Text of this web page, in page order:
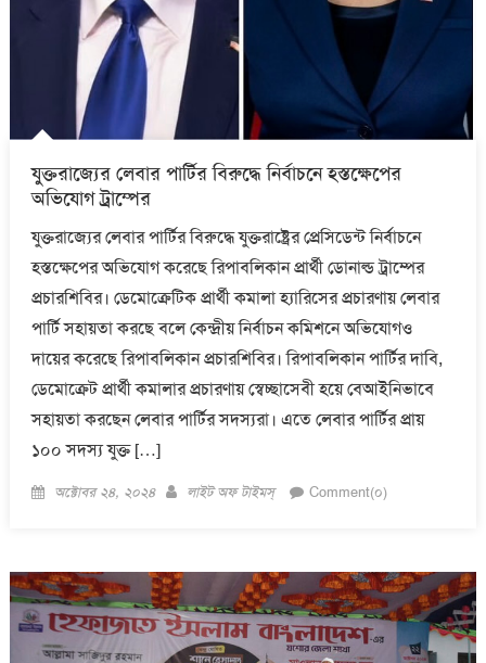
যুক্তরাজ্যের লেবার পার্টির বিরুদ্ধে নির্বাচনে হস্তক্ষেপের
অভিযোগ ট্রাম্পের
যুক্তরাজ্যের লেবার পার্টির বিরুদ্ধে যুক্তরাষ্ট্রের প্রেসিডেন্ট নির্বাচনে
হস্তক্ষেপের অভিযোগ করেছে রিপাবলিকান প্রার্থী ডোনাল্ড ট্রাম্পের
প্রচারশিবির। ডেমোক্রেটিক প্রার্থী কমালা হ্যারিসের প্রচারণায় লেবার
পার্টি সহায়তা করছে বলে কেন্দ্রীয় নির্বাচন কমিশনে অভিযোগও
দায়ের করেছে রিপাবলিকান প্রচারশিবির। রিপাবলিকান পার্টির দাবি,
ডেমোক্রেট প্রার্থী কমালার প্রচারণায় স্বেচ্ছাসেবী হয়ে বেআইনিভাবে
সহায়তা করছেন লেবার পার্টির সদস্যরা। এতে লেবার পার্টির প্রায়
১০০ সদস্য যুক্ত […]
Posted
অক্টোবর ২৪, ২০২৪ Author
লাইট অফ টাইমস্ Comment(০)